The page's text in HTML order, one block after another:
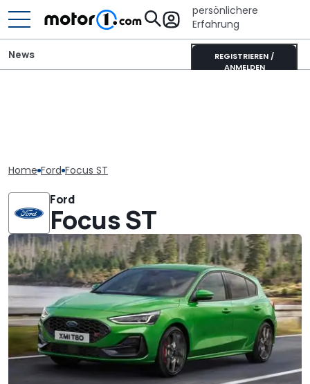
persönlichere
Erfahrung
REGISTRIEREN /
ANMELDEN
News
Home Ford Focus ST
Ford
Focus ST